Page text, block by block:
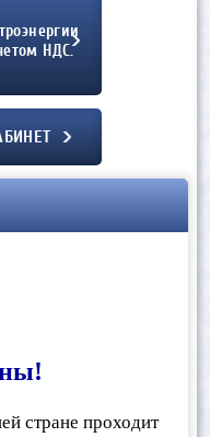
НДС.
стране проходит